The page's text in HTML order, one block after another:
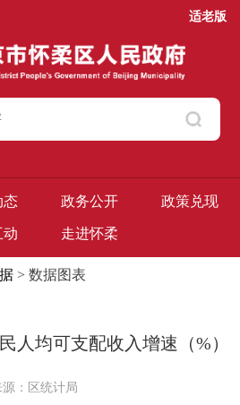
适老版
态 政务公开 政策兑现
动 走进怀柔
> 数据图表
人均可支配收入增速（%）
源：区统计局